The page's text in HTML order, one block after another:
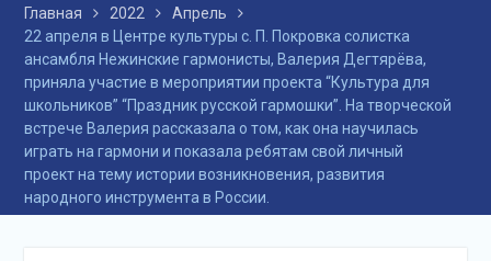
села и большой
красочной школьной
ярмаркой. В финале
праздника, была
разыграна
беспроигрышная
лотерея и все кто принял
участие, получили
ценные призы от
Главная 2022
Апрель
22 апреля в Центре культуры с. П. Покровка солистка
ансамбля Нежинские гармонисты, Валерия Дегтярёва,
приняла участие в мероприятии проекта “Культура для
школьников” “Праздник русской гармошки”. На творческой
встрече Валерия рассказала о том, как она научилась
играть на гармони и показала ребятам свой личный
проект на тему истории возникновения, развития
народного инструмента в России.